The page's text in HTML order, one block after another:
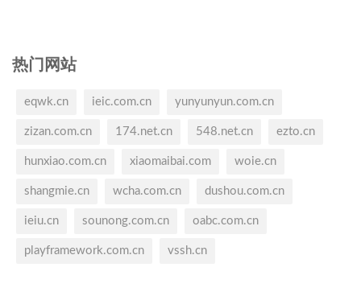
热门网站
eqwk.cn ieic.com.cn yunyunyun.com.cn
zizan.com.cn 174.net.cn 548.net.cn ezto.cn
hunxiao.com.cn xiaomaibai.com woie.cn
shangmie.cn wcha.com.cn dushou.com.cn
ieiu.cn sounong.com.cn oabc.com.cn
playframework.com.cn vssh.cn